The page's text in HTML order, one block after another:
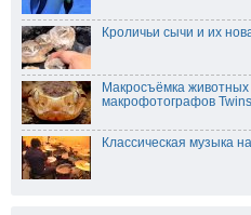
Кроличьи сычи и их
Макросъёмка животных
макрофотографов
Классическая музыка